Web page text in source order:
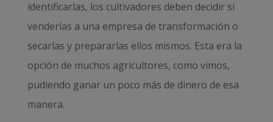
identificarlas, los cultivadores deben decidir si
venderlas a una empresa de transformación o
secarlas y prepararlas ellos mismos. Esta era la
opción de muchos agricultores, como vimos,
pudiendo ganar un poco más de dinero de esa
manera.